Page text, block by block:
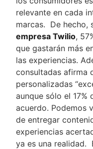
relevante en cada
marcas. De hecho,
empresa Twilio,
que gastarán más
las experiencias.
consultadas afirma
personalizadas
aunque sólo el 17%
acuerdo. Podemos
de entregar
experiencias
ya es una realidad.